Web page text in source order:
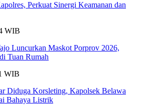
Perkuat Sinergi Keamanan dan
WIB
Luncurkan Maskot Porprov 2026,
Tuan Rumah
WIB
Diduga Korsleting, Kapolsek Belawa
Bahaya Listrik